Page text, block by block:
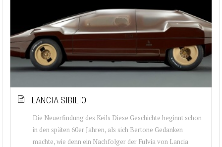
LANCIA SIBILIO
Die Neuerfindung des Keils Diese Geschichte beginnt schon
in den späten 60er Jahren, als sich Bertone Gedanken
machte, wie denn ein Nachfolger der Fulvia von Lancia